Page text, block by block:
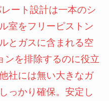
ート設計は一本のシ
室をフリーピストン
とガスに含まれる空
ンを排除するのに役立
社には無い大きなガ
っかり確保。安定し